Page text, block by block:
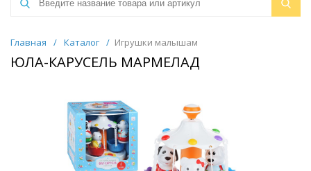
Главная / Каталог / Игрушки малышам
ЮЛА-КАРУСЕЛЬ МАРМЕЛАД